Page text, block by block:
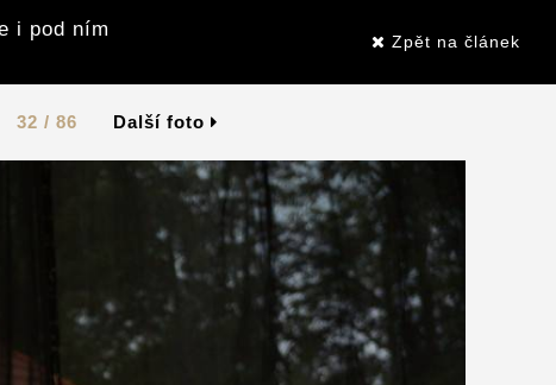
i pod ním
Zpět na článek
32 / 86 Další foto